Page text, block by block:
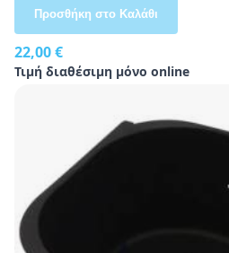
22,00 €
Τιμή διαθέσιμη μόνο online
Προσθήκη στο Καλάθι